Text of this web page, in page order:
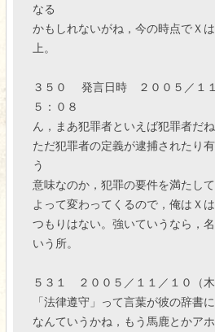
なる
かもしれないがね，今の時点でＸ
上。
３５０ 発言日時 ２００５／１
５：０８
ん，まあ犯罪者といえば犯罪者だね
ただ犯罪者の定義が逮捕されたり
う
意味なのか，犯罪の要件を満たし
よって変わってくるので，俺はＸ
つもりはない。強いていうなら，
いう所。
５３１ ２００５／１１／１０（
「法律遵守」って言葉が彼の辞書
なんていうかね，もう馬鹿とかア